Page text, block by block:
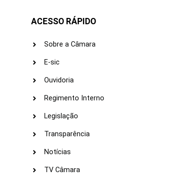
ACESSO RÁPIDO
Sobre a Câmara
E-sic
Ouvidoria
Regimento Interno
Legislação
Transparência
Notícias
TV Câmara